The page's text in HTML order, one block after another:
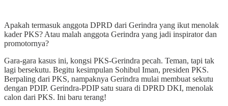
Apakah termasuk anggota DPRD dari Gerindra yang ikut menolak
kader PKS? Atau malah anggota Gerindra yang jadi inspirator dan
promotornya?
Gara-gara kasus ini, kongsi PKS-Gerindra pecah. Teman, tapi tak
lagi bersekutu. Begitu kesimpulan Sohibul Iman, presiden PKS.
Berpaling dari PKS, nampaknya Gerindra mulai membuat sekutu
dengan PDIP. Gerindra-PDIP satu suara di DPRD DKI, menolak
calon dari PKS. Ini baru terang!